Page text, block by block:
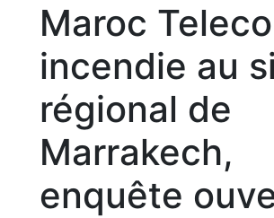
Maroc
incendie au
régional de
Marrakech,
enquête